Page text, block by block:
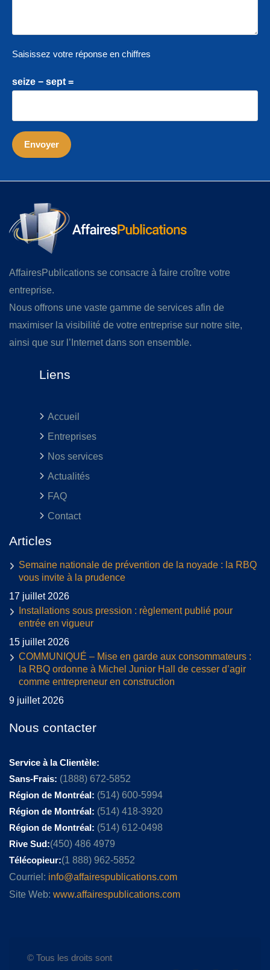
Saisissez votre réponse en chiffres
seize − sept =
AffairesPublications se consacre à faire croître votre
entreprise.
Nous offrons une vaste gamme de services afin de
maximiser la visibilité de votre entreprise sur notre site,
ainsi que sur l’Internet dans son ensemble.
Liens
Accueil
Entreprises
Nos services
Actualités
FAQ
Contact
Articles
Semaine nationale de prévention de la noyade : la RBQ
vous invite à la prudence
17 juillet 2026
Installations sous pression : règlement publié pour
entrée en vigueur
15 juillet 2026
COMMUNIQUÉ – Mise en garde aux consommateurs :
la RBQ ordonne à Michel Junior Hall de cesser d’agir
comme entrepreneur en construction
9 juillet 2026
Nous contacter
Service à la Clientèle:
Sans-Frais: (1888) 672-5852
Région de Montréal: (514) 600-5994
Région de Montréal: (514) 418-3920
Région de Montréal: (514) 612-0498
Rive Sud:(450) 486 4979
Télécopieur:(1 888) 962-5852
Courriel: info@affairespublications.com
Site Web: www.affairespublications.com
© Tous les droits sont